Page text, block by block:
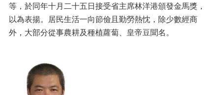
等，於同年十月二十五日接受省主席林洋港頒發金馬獎，
以為表揚。居民生活一向節儉且勤勞熱忱，除少數經商
外，大部分從事農耕及種植蘿蔔、皇帝豆聞名。